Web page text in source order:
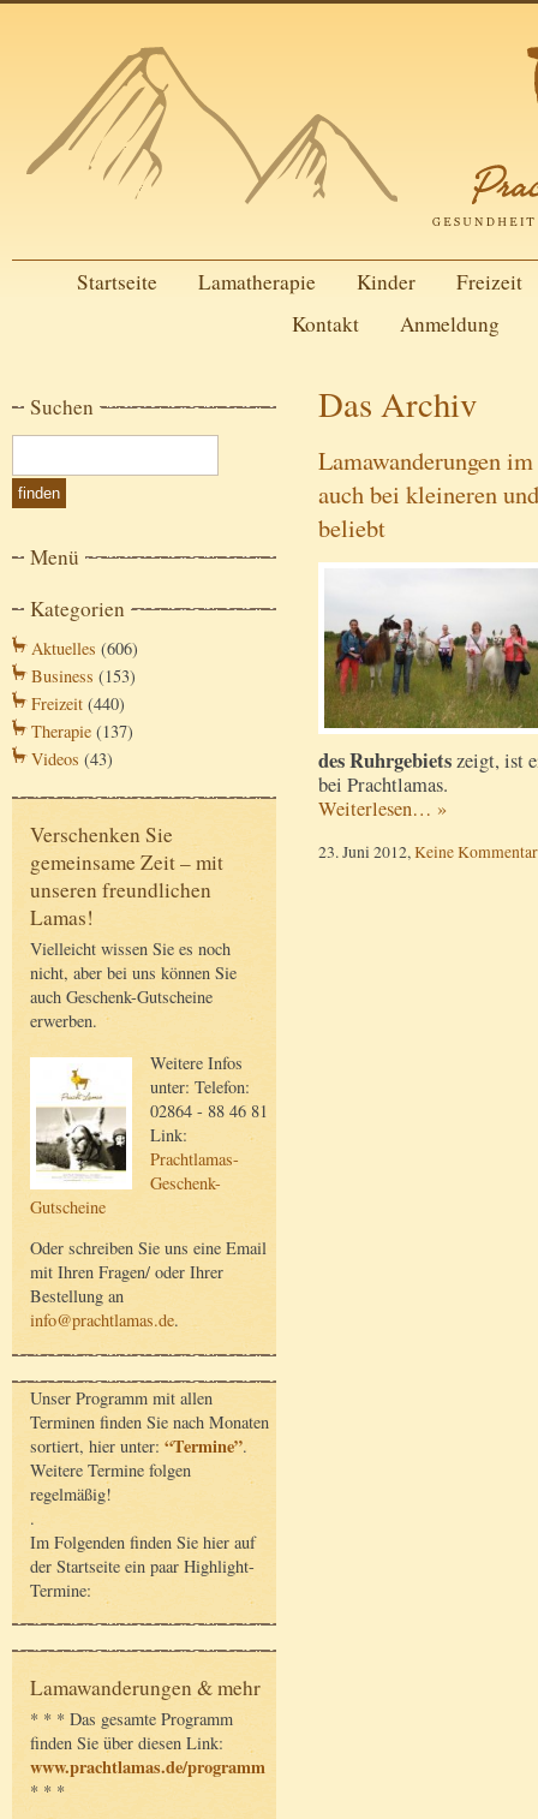
Startseite Lamatherapie Kinder
Freizeit
Kontakt
Anmeldung
Suchen
Menü
Kategorien
Aktuelles (606)
Business (153)
Freizeit (440)
Therapie (137)
Videos (43)
Verschenken Sie
gemeinsame Zeit – mit
unseren freundlichen
Lamas!
Vielleicht wissen Sie es noch
nicht, aber bei uns können Sie
auch Geschenk-Gutscheine
erwerben.
Weitere Infos
unter: Telefon:
02864 - 88 46 81
Link:
Prachtlamas-
Geschenk-
Gutscheine
Oder schreiben Sie uns eine Email
mit Ihren Fragen/ oder Ihrer
Bestellung an
info@prachtlamas.de.
Unser Programm mit allen
Terminen finden Sie nach Monaten
sortiert, hier unter: “Termine”.
Weitere Termine folgen
regelmäßig!
.
Im Folgenden finden Sie hier auf
der Startseite ein paar Highlight-
Termine:
Lamawanderungen & mehr
* * * Das gesamte Programm
finden Sie über diesen Link:
www.prachtlamas.de/programm
* * *
Das Archiv
Lamawanderungen
auch bei kleineren
beliebt
des Ruhrgebietszeigt, ist
bei Prachtlamas.
Weiterlesen… »
23. Juni 2012,Keine